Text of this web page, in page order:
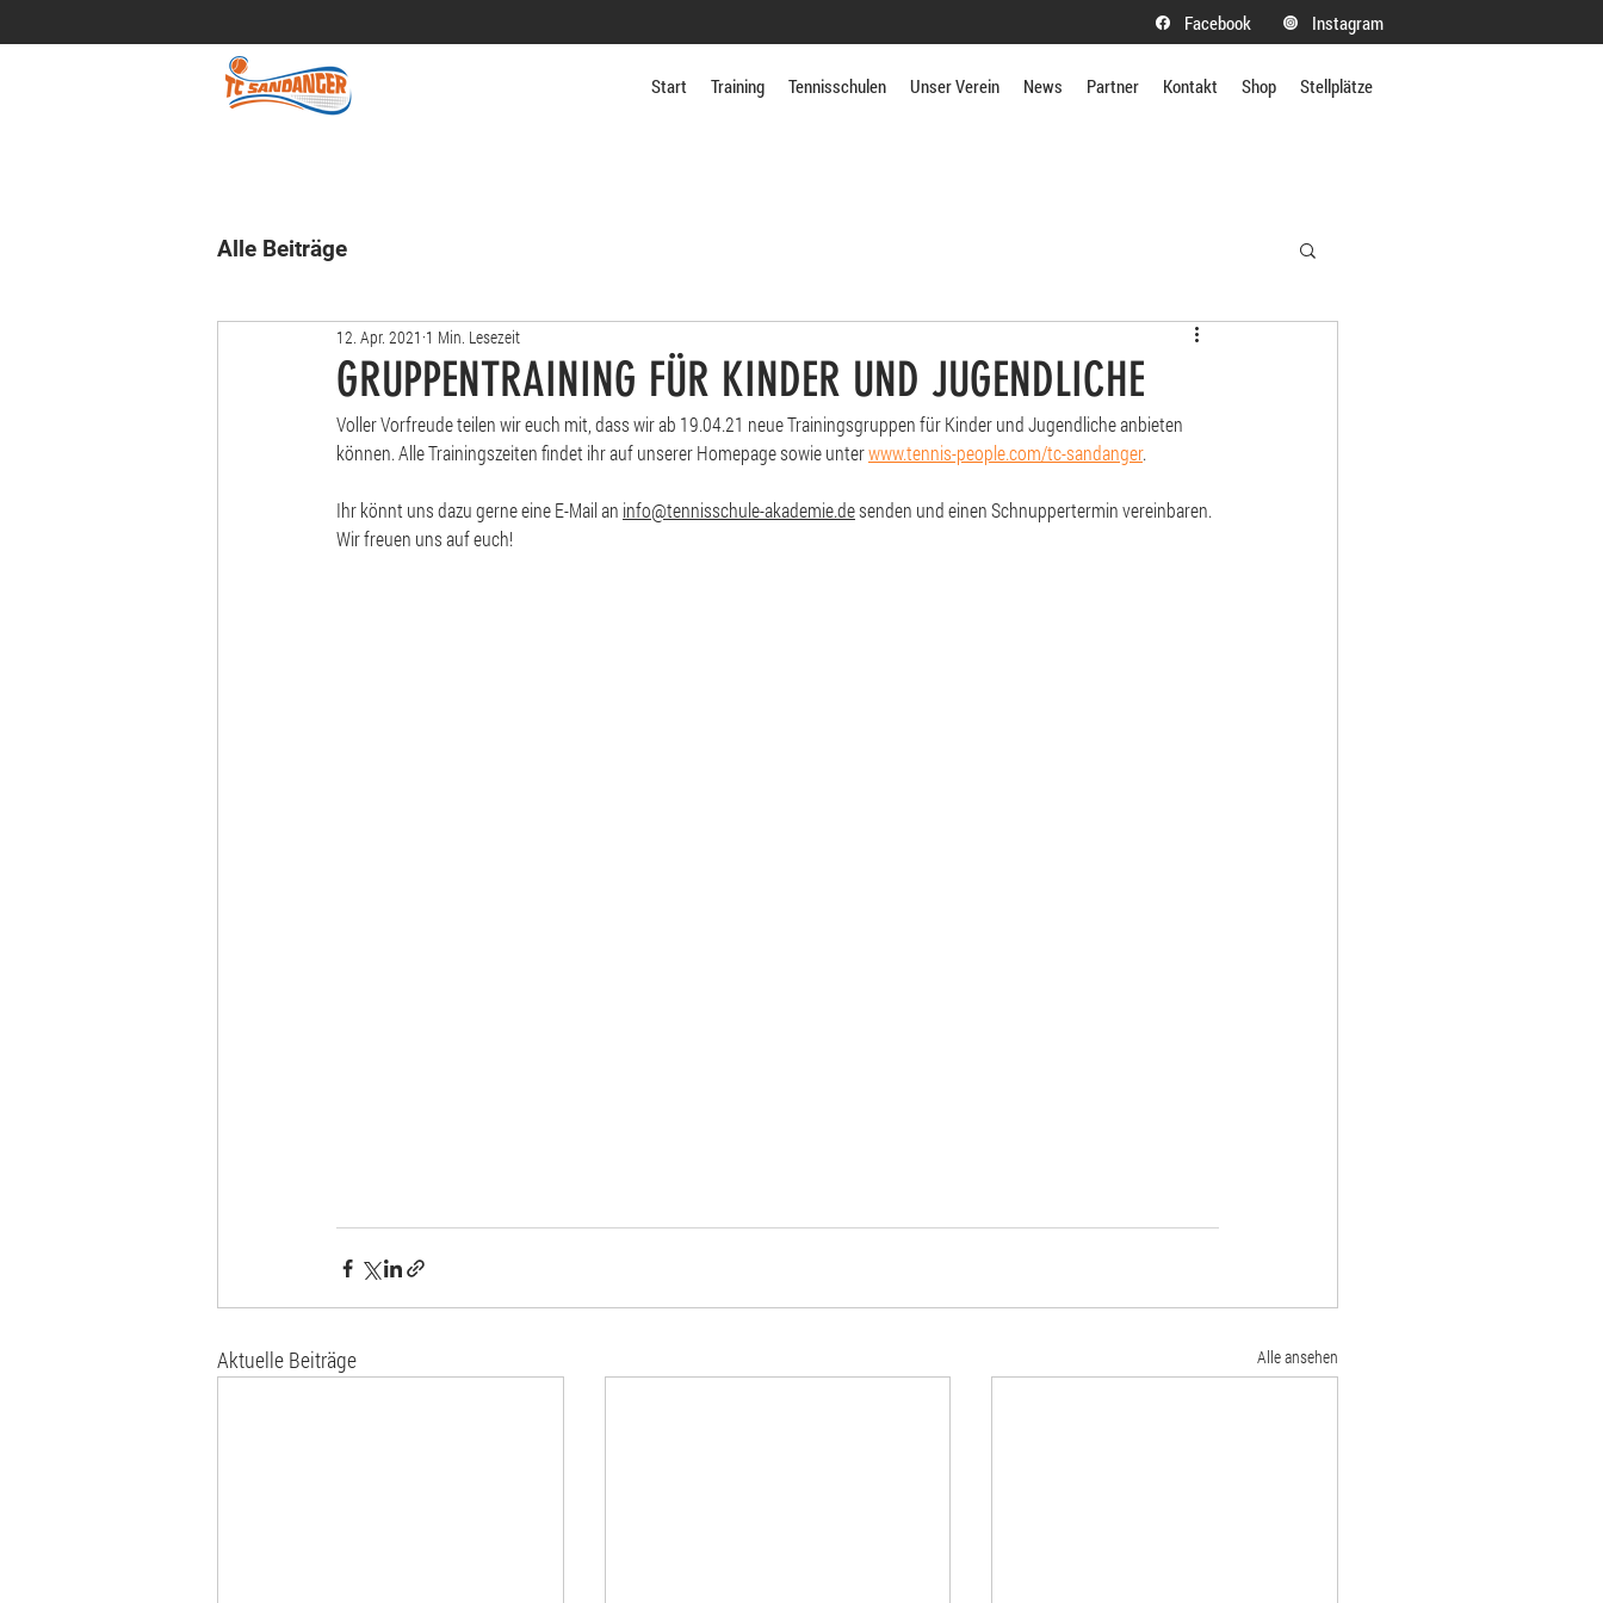
Facebook Instagram
Start Training Tennisschulen Unser Verein News Partner Kontakt Shop Stellplätze
Alle Beiträge
GRUPPENTRAINING FÜR KINDER UND JUGENDLICHE
12. Apr. 2021 1 Min. Lesezeit
Voller Vorfreude teilen wir euch mit, dass wir ab 19.04.21 neue Trainingsgruppen für Kinder und Jugendliche anbieten
können. Alle Trainingszeiten findet ihr auf unserer Homepage sowie unter www.tennis-people.com/tc-sandanger.
Ihr könnt uns dazu gerne eine E-Mail an info@tennisschule-akademie.de senden und einen Schnuppertermin vereinbaren.
Wir freuen uns auf euch!
Aktuelle Beiträge Alle ansehen